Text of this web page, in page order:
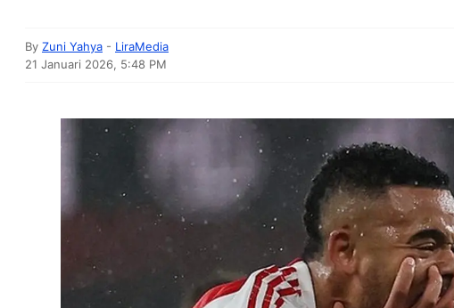
By Zuni Yahya - LiraMedia
21 Januari 2026, 5:48 PM